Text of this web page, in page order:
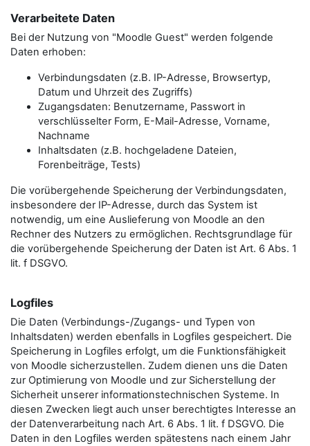
Verarbeitete Daten
Bei der Nutzung von "Moodle Guest" werden folgende
Daten erhoben:
Verbindungsdaten (z.B. IP-Adresse, Browsertyp,
Datum und Uhrzeit des Zugriffs)
Zugangsdaten: Benutzername, Passwort in
verschlüsselter Form, E-Mail-Adresse, Vorname,
Nachname
Inhaltsdaten (z.B. hochgeladene Dateien,
Forenbeiträge, Tests)
Die vorübergehende Speicherung der Verbindungsdaten,
insbesondere der IP-Adresse, durch das System ist
notwendig, um eine Auslieferung von Moodle an den
Rechner des Nutzers zu ermöglichen. Rechtsgrundlage für
die vorübergehende Speicherung der Daten ist Art. 6 Abs. 1
lit. f DSGVO.
Logfiles
Die Daten (Verbindungs-/Zugangs- und Typen von
Inhaltsdaten) werden ebenfalls in Logfiles gespeichert. Die
Speicherung in Logfiles erfolgt, um die Funktionsfähigkeit
von Moodle sicherzustellen. Zudem dienen uns die Daten
zur Optimierung von Moodle und zur Sicherstellung der
Sicherheit unserer informationstechnischen Systeme. In
diesen Zwecken liegt auch unser berechtigtes Interesse an
der Datenverarbeitung nach Art. 6 Abs. 1 lit. f DSGVO. Die
Daten in den Logfiles werden spätestens nach einem Jahr